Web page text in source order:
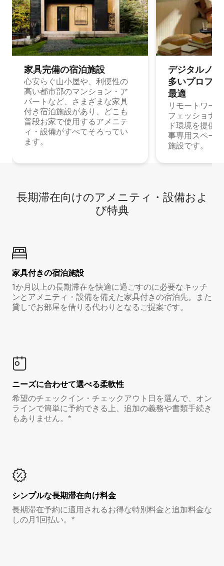
家具完備の宿⁠泊⁠施⁠設
心安らぐ山小屋や、利便性の
高い都市部のマンション・ア
パートなど、さまざまな家具
付き宿泊施設があり、どこも
普段お家で使用するアメニテ
ィ・設備がすべてそろってい
ます。
デジタルノ
多⁠いプ⁠ロ⁠フ⁠
最⁠適
リモートワー
フェッショナ
ド環境を提供
事専用スペー
施設です。
長期滞在向け⁠のア⁠メ⁠ニ⁠テ⁠ィ⁠・設⁠備⁠およ
び特⁠典
家具付き⁠の宿⁠泊⁠施⁠設
1か月以上の長期滞在を快適に過ごすのに必要なキッチ
ンとアメニティ・設備を備えた家具付きの宿泊先。また
貸しでお部屋を借りる代わりとなるご提案です。
ニーズに合わせて選べる柔軟性
希望のチェックイン・チェックアウト日を選んで、オン
ラインで簡単に予約できる上、追加の義務や書類手続き
もありません。*
シンプルな長期滞在向け料金
長期滞在予約に適用されるお得な特別料金と追加料金な
しの月1回払い。*